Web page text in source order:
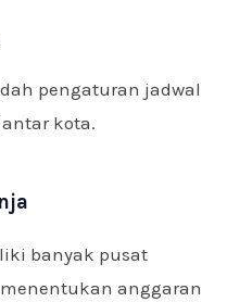
pengaturan jadwal
kota.
banyak pusat
anggaran